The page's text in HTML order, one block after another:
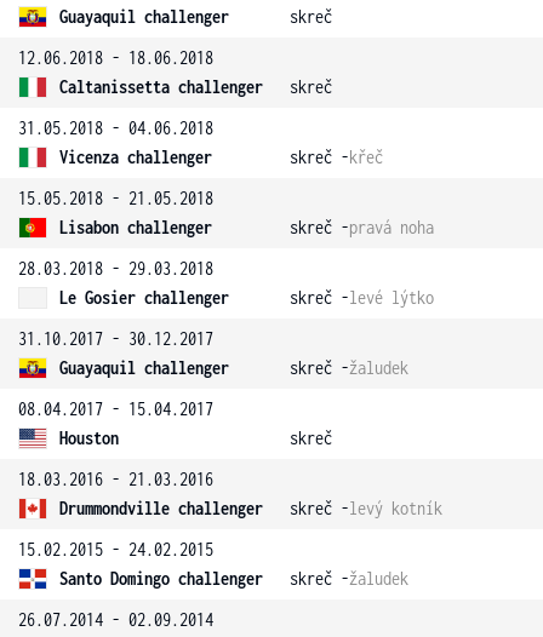
Guayaquil challenger
skreč
12.06.2018 - 18.06.2018
Caltanissetta challenger
skreč
31.05.2018 - 04.06.2018
Vicenza challenger
skreč -křeč
15.05.2018 - 21.05.2018
Lisabon challenger
skreč -pravá noha
28.03.2018 - 29.03.2018
Le Gosier challenger
skreč -levé lýtko
31.10.2017 - 30.12.2017
Guayaquil challenger
skreč -žaludek
08.04.2017 - 15.04.2017
Houston
skreč
18.03.2016 - 21.03.2016
Drummondville challenger
skreč -levý kotník
15.02.2015 - 24.02.2015
Santo Domingo challenger
skreč -žaludek
26.07.2014 - 02.09.2014